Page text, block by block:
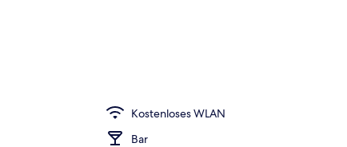
Kostenloses WLAN
Bar